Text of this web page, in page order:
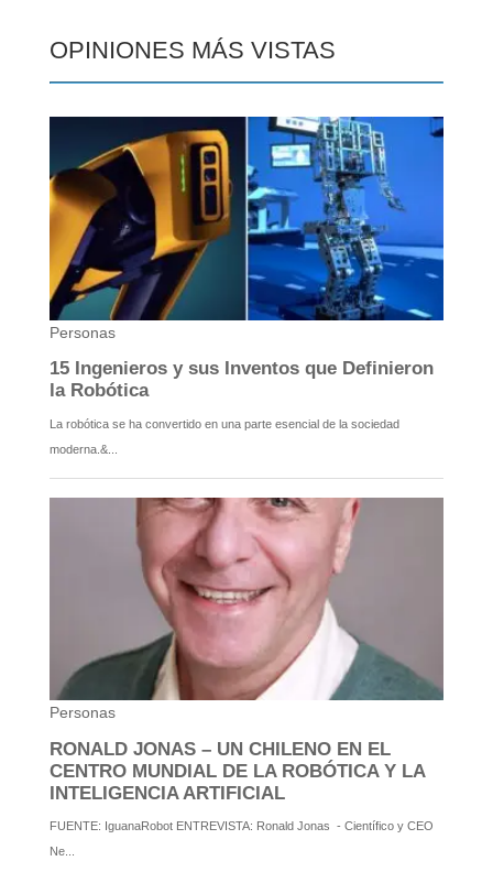
OPINIONES MÁS VISTAS